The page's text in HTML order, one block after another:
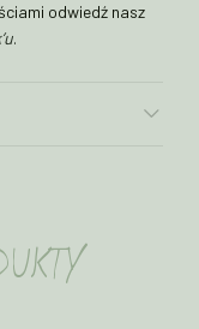
odwiedź nasz
.